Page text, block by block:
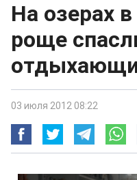
На озерах
роще
03 июля 2012 08:22